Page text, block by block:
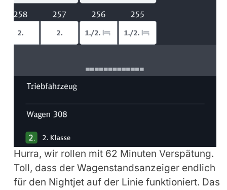
Hurra, wir rollen mit 62 Minuten Verspätung.
Toll, dass der Wagenstandsanzeiger endlich
für den Nightjet auf der Linie funktioniert. Das